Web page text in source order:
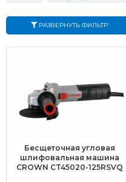
РАЗВЕРНУТЬ ФИЛЬТР
Бесщеточная угловая
шлифовальная машина
CROWN CT45020-125RSVQ